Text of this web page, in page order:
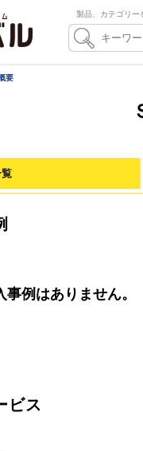
製品、カテゴリー
要
例はありません。
ビス